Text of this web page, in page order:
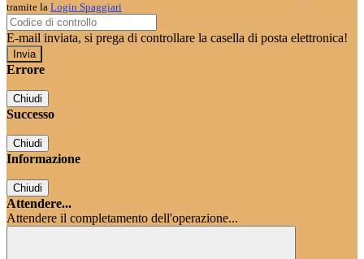
tramite la Login Spaggiari
E-mail inviata, si prega di controllare la casella di posta elettronica!
Errore
Chiudi
Successo
Chiudi
Informazione
Chiudi
Attendere...
Attendere il completamento dell'operazione...